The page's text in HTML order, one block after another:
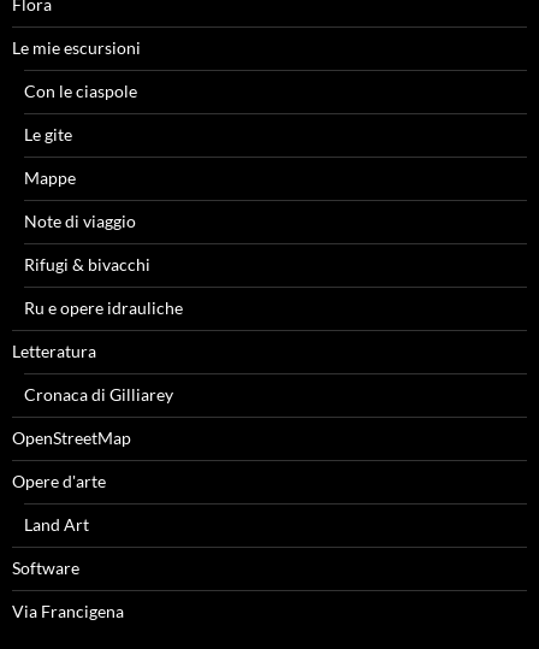
Flora
Le mie escursioni
Con le ciaspole
Le gite
Mappe
Note di viaggio
Rifugi & bivacchi
Ru e opere idrauliche
Letteratura
Cronaca di Gilliarey
OpenStreetMap
Opere d'arte
Land Art
Software
Via Francigena